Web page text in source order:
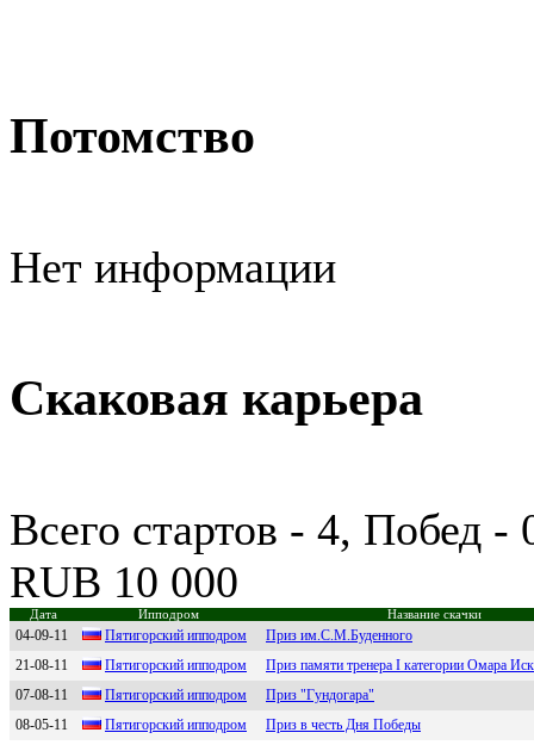
Потомство
Нет информации
Скаковая карьера
Всего стартов - 4, Побед
RUB 10 000
Дата Ипподром Название скачки
04-09-11 Пятигopcкий иппoдpoм
Приз им.С.М.Буденного
21-08-11
Пятигopский иппoдpoм
Приз памяти тренера I категории Омара
07-08-11
Пятигорcкий ипподром
Приз "Гундогара"
08-05-11
Пятигopский иппoдpoм Приз в честь Дня Победы